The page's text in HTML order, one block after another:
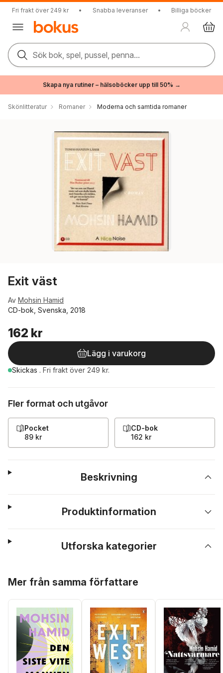
Fri frakt över 249 kr • Snabba leveranser • Billiga böcker
Sök bok, spel, pussel, penna...
Skapa nya rutiner – hälsoböcker upp till 50% →
Skönlitteratur Romaner Moderna och samtida romaner
Exit väst
Av Mohsin Hamid
CD-bok, Svenska, 2018
162 kr
Lägg i varukorg
Skickas . Fri frakt över 249 kr.
Fler format och utgåvor
Pocket
89 kr
CD-bok
162 kr
Beskrivning
Produktinformation
Utforska kategorier
Mer från samma författare